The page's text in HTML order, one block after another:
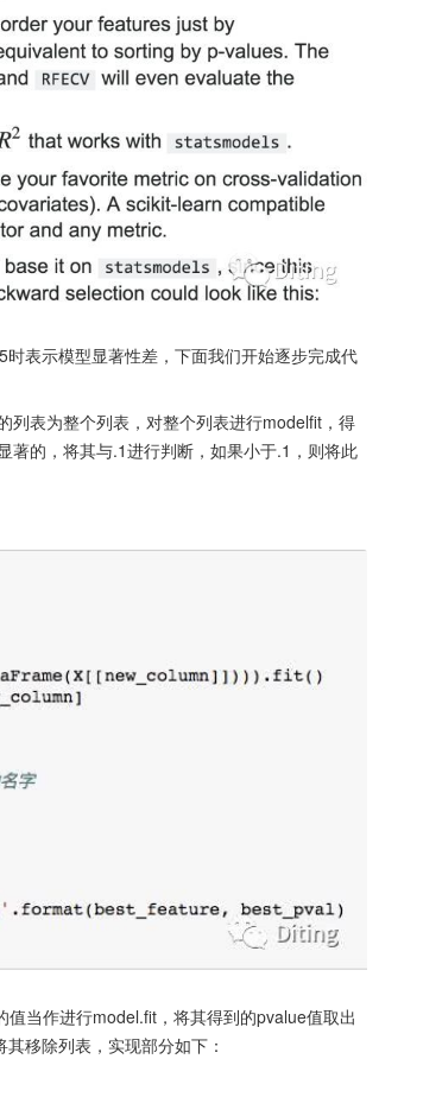
表示模型显著性差，下面我们开始逐步完成代
列表为整个列表，对整个列表进行modelfit，得
著的，将其与.1进行判断，如果小于.1，则将此
值当作进行model.fit，将其得到的pvalue值取出
移除列表，实现部分如下：